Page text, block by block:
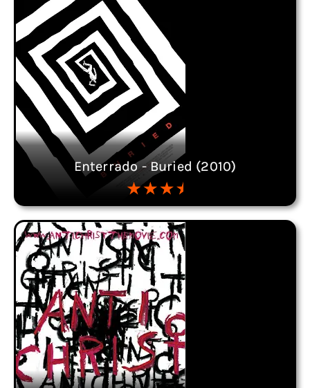
Enterrado - Buried (2010)